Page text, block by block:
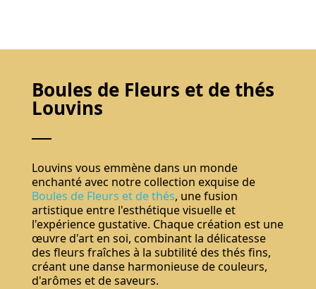
Boules de Fleurs et de thés
Louvins
Louvins vous emmène dans un monde
enchanté avec notre collection exquise de
Boules de Fleurs et de thés, une fusion
artistique entre l'esthétique visuelle et
l'expérience gustative. Chaque création est une
œuvre d'art en soi, combinant la délicatesse
des fleurs fraîches à la subtilité des thés fins,
créant une danse harmonieuse de couleurs,
d'arômes et de saveurs.